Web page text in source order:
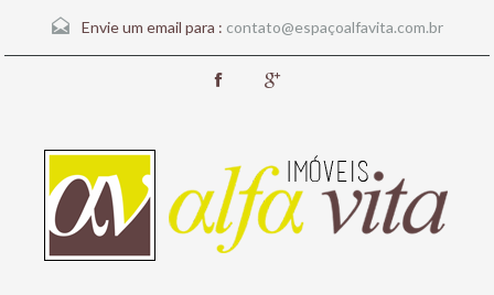
Envie um email para : contato@espaçoalfavita.com.br